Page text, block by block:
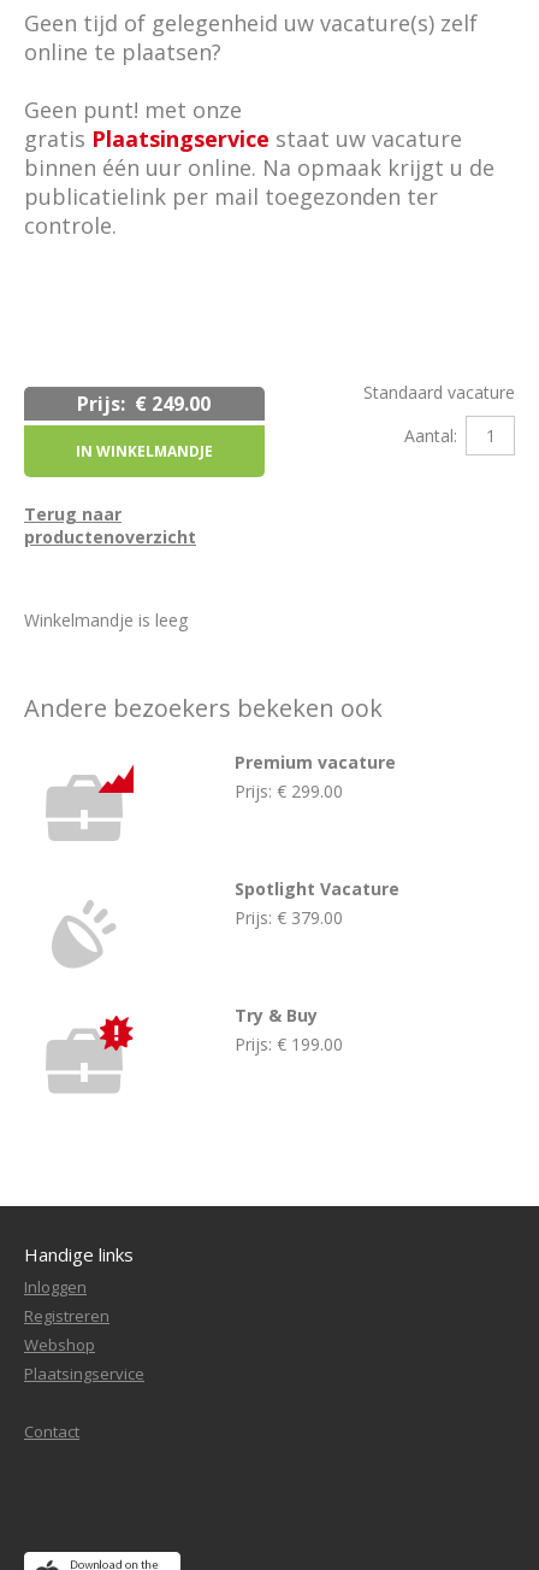
Geen tijd of gelegenheid uw vacature(s) zelf
online te plaatsen?
Geen punt! met onze
gratis Plaatsingservice staat uw vacature
binnen één uur online. Na opmaak krijgt u de
publicatielink per mail toegezonden ter
controle.
Prijs: € 249.00
Standaard vacature
Aantal:
Terug naar
productenoverzicht
Winkelmandje is leeg
Andere bezoekers bekeken ook
Premium vacature
Prijs: € 299.00
Spotlight Vacature
Prijs: € 379.00
Try & Buy
Prijs: € 199.00
Handige links
Inloggen
Registreren
Webshop
Plaatsingservice
Contact